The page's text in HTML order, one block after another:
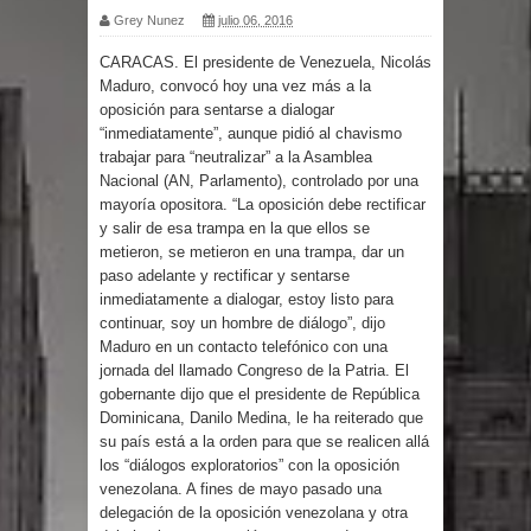
por un delicado problema cardíaco
Abel Martínez llama a los
dominicanos a unirse para sacar al
PRM del Gobierno
Tres detenidos tras detectarse una
presunta estafa contra el
Ayuntamiento de Santiago
PRM votará “por aclamación” a sus
nuevas autoridades
El expresidente peruano Ollanta
Grey Nunez julio 06, 2016
CARACAS. El presidente de Venezuela, Nicolás
Maduro, convocó hoy una vez más a la
oposición para sentarse a dialogar
“inmediatamente”, aunque pidió al chavismo
trabajar para “neutralizar” a la Asamblea
Nacional (AN, Parlamento), controlado por una
mayoría opositora. “La oposición debe rectificar
y salir de esa trampa en la que ellos se
metieron, se metieron en una trampa, dar un
paso adelante y rectificar y sentarse
inmediatamente a dialogar, estoy listo para
continuar, soy un hombre de diálogo”, dijo
Maduro en un contacto telefónico con una
jornada del llamado Congreso de la Patria. El
gobernante dijo que el presidente de República
Dominicana, Danilo Medina, le ha reiterado que
su país está a la orden para que se realicen allá
los “diálogos exploratorios” con la oposición
venezolana. A fines de mayo pasado una
delegación de la oposición venezolana y otra